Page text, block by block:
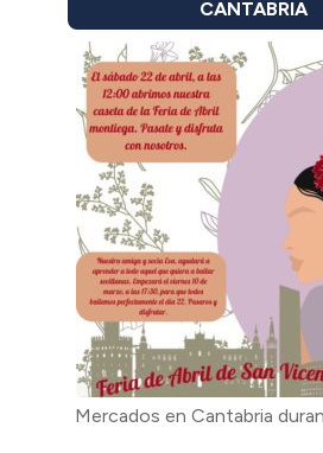
CANTABRIA
Mercados en Cantabria